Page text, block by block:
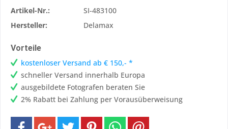
Artikel-Nr.:
SI-483100
Hersteller:
Delamax
Vorteile
kostenloser Versand ab € 150,- *
schneller Versand innerhalb Europa
ausgebildete Fotografen beraten Sie
2% Rabatt bei Zahlung per Vorausüberweisung